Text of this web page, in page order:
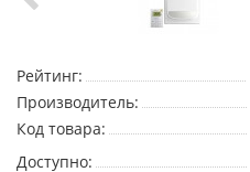
Рейтинг:
Производитель:
Код товара:
Доступно: